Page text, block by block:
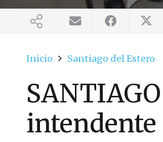
Inicio Santiago del Estero
intendente